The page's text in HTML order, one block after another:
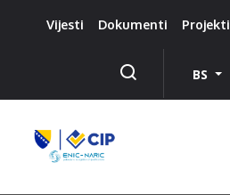
Vijesti Dokumenti Projekti
BS